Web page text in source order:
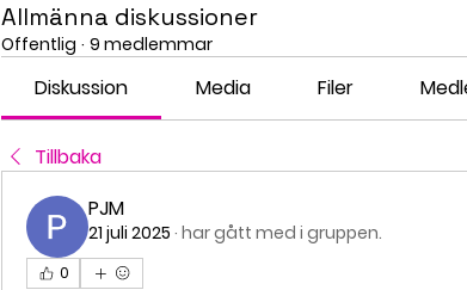
Allmänna diskussioner
Offentlig · 9 medlemmar
Diskussion Media Filer
Tillbaka
PJM
21 juli 2025 · har gått med i gruppen.
0